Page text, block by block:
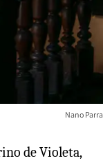
Nano Parra
de Violeta,